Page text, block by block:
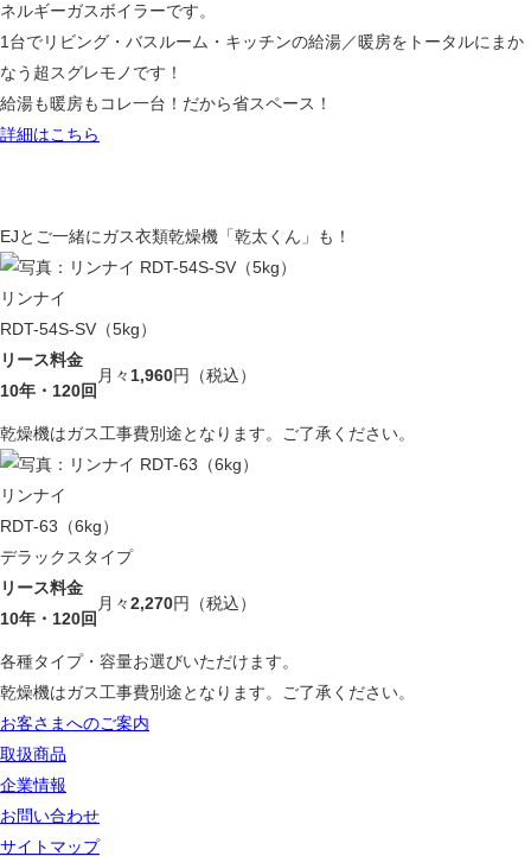
ネルギーガスボイラーです。
1台でリビング・バスルーム・キッチンの給湯／暖房をトータルにまか
なう超スグレモノです！
給湯も暖房もコレ一台！だから省スペース！
詳細はこちら
EJとご一緒にガス衣類乾燥機「乾太くん」も！
リンナイ
RDT-54S-SV（5kg）
リース料金
10年・120回
月々1,960円 （税込）
乾燥機はガス工事費別途となります。ご了承ください。
リンナイ
RDT-63（6kg）
デラックスタイプ
リース料金
10年・120回
月々2,270円 （税込）
各種タイプ・容量お選びいただけます。
乾燥機はガス工事費別途となります。ご了承ください。
お客さまへのご案内
取扱商品
企業情報
お問い合わせ
サイトマップ